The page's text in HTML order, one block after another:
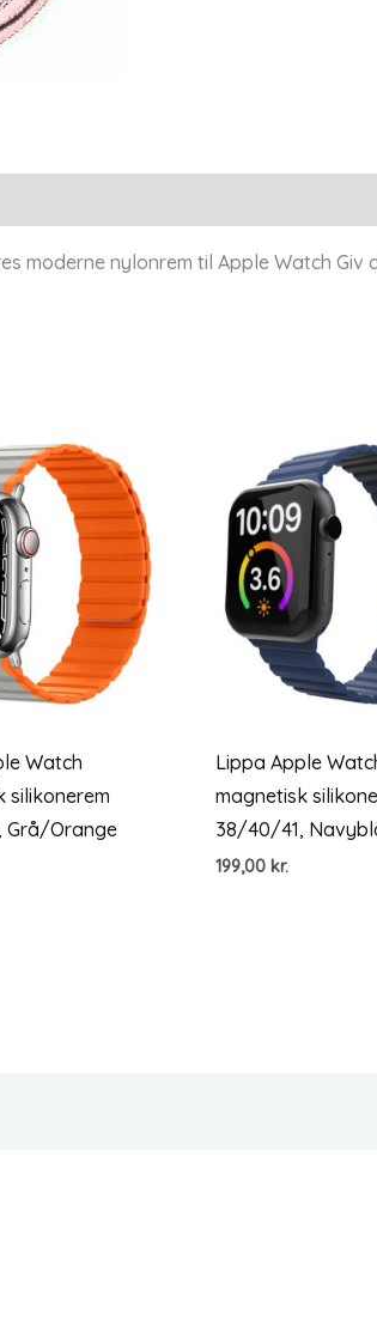
moderne nylonrem til Apple Watch
Watch
silikonerem
Grå/Orange
Lippa Apple
magnetisk
38/40/41,
199,00 kr.